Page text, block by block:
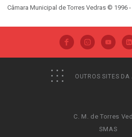
Câmara Municipal de Torres Vedras © 1996 -
OUTROS SITES DA
C. M. de Torres
SMAS